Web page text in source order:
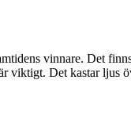
vinnare. Det
viktigt. Det kastar ljus